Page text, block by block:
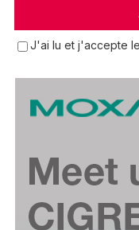
J'ai lu et j'accepte